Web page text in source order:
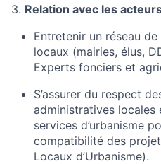
3. Relation avec les
Entretenir un réseau
locaux (mairies, élus,
Experts fonciers et
S’assurer du respect
administratives locales
services d’urbanisme
compatibilité des
Locaux d’Urbanisme).